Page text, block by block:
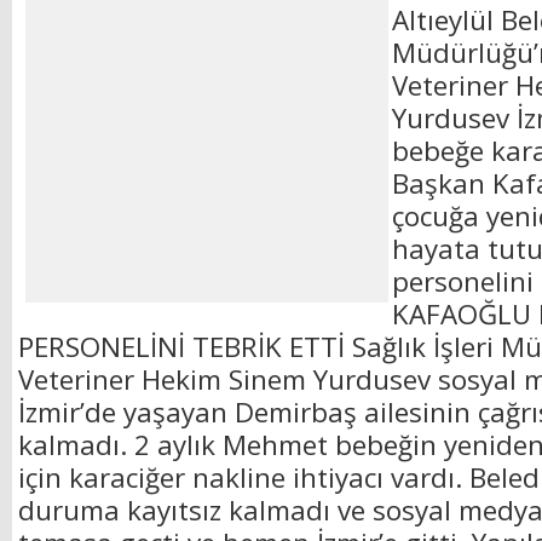
Altıeylül
Veteriner
Yurdusev
bebeğe
Başkan
çocuğa
hayata
personelini
KAFAOĞLU
PERSONELİNİ TEBRİK ETTİ Sağlık İşleri
Veteriner Hekim Sinem Yurdusev sosyal
İzmir’de yaşayan Demirbaş ailesinin
kalmadı. 2 aylık Mehmet bebeğin
için karaciğer nakline ihtiyacı vardı.
duruma kayıtsız kalmadı ve sosyal